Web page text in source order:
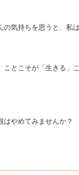
気持ちを思うと、私
とこそが「生きる」
はやめてみませんか